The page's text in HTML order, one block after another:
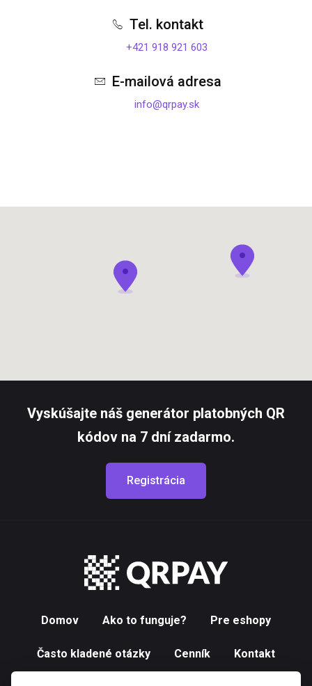
Tel. kontakt
+421 918 921 603
E-mailová adresa
info@qrpay.sk
Vyskúšajte náš generátor platobných QR
kódov na 7 dní zadarmo.
Registrácia
Domov Ako to funguje? Pre eshopy
Často kladené otázky Cenník Kontakt